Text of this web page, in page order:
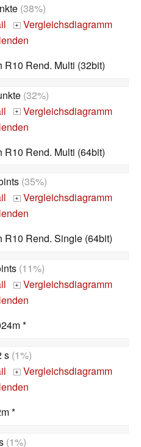
(38%)
+ Vergleichsdiagramm
R10 Rend. Multi (32bit)
(32%)
+ Vergleichsdiagramm
R10 Rend. Multi (64bit)
(35%)
+ Vergleichsdiagramm
R10 Rend. Single (64bit)
(11%)
+ Vergleichsdiagramm
*
s(1%)
+ Vergleichsdiagramm
*
(1%)